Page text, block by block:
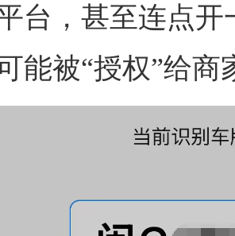
台，甚至连点
能被“授权”给商